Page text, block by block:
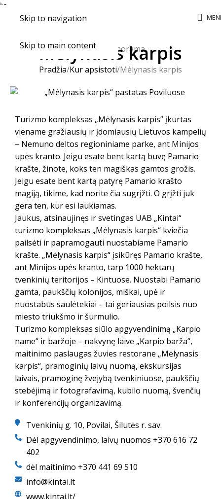
Skip to navigation
Skip to main content
Mėlynasis karpis
Pradžia Kur apsistoti Mėlynasis karpis
Turizmo kompleksas „Mėlynasis karpis” įkurtas
viename gražiausių ir įdomiausių Lietuvos kampelių
– Nemuno deltos regioniniame parke, ant Minijos
upės kranto. Jeigu esate bent kartą buvę Pamario
krašte, žinote, koks ten magiškas gamtos grožis.
Jeigu esate bent kartą patyrę Pamario krašto
magiją, tikime, kad norite čia sugrįžti. O grįžti juk
gera ten, kur esi laukiamas.
Jaukus, atsinaujinęs ir svetingas UAB „Kintai“
turizmo kompleksas „Mėlynasis karpis“ kviečia
pailsėti ir papramogauti nuostabiame Pamario
krašte. „Mėlynasis karpis“ įsikūręs Pamario krašte,
ant Minijos upės kranto, tarp 1000 hektarų
tvenkinių teritorijos – Kintuose. Nuostabi Pamario
gamta, paukščių kolonijos, miškai, upė ir
nuostabūs saulėtekiai – tai geriausias poilsis nuo
miesto triukšmo ir šurmulio.
Turizmo kompleksas siūlo apgyvendinimą „Karpio
name“ ir baržoje – nakvynę laive „Karpio barža“,
maitinimo paslaugas žuvies restorane „Mėlynasis
karpis“, pramoginių laivų nuomą, ekskursijas
laivais, pramoginę žvejybą tvenkiniuose, paukščių
stebėjimą ir fotografavimą, kubilo nuomą, švenčių
ir konferencijų organizavimą.
Tvenkinių g. 10, Povilai, Šilutės r. sav.
Dėl apgyvendinimo, laivų nuomos +370 616 72
402
dėl maitinimo +370 441 69 510
info@kintai.lt
www.kintai.lt/